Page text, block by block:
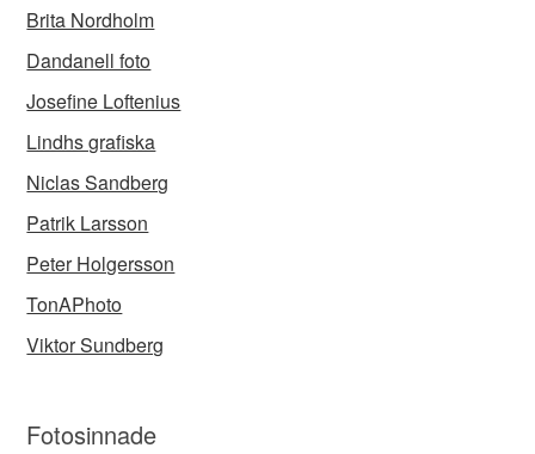
Brita Nordholm
Dandanell foto
Josefine Loftenius
Lindhs grafiska
Niclas Sandberg
Patrik Larsson
Peter Holgersson
TonAPhoto
Viktor Sundberg
Fotosinnade